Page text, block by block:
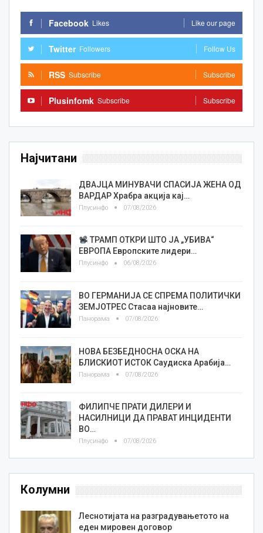
Facebook Likes Like our page
Twitter Followers Follow Us
RSS Subscribe Subscribe
Plusinfomk Subscribe Subscribe
Најчитани
ДВАЈЦА МИНУВАЧИ СПАСИЈА ЖЕНА ОД
ВАРДАР Храбра акција кај…
Плусинфо 07/08/2026
ТРАМП ОТКРИ ШТО ЈА „УБИВА“
ЕВРОПА Европските лидери…
Плусинфо 06/08/2026
ВО ГЕРМАНИЈА СЕ СПРЕМА ПОЛИТИЧКИ
ЗЕМЈОТРЕС Стасаа најновите…
Панорама 07/08/2026
НОВА БЕЗБЕДНОСНА ОСКА НА
БЛИСКИОТ ИСТОК Саудиска Арабија…
Панорама 07/08/2026
ФИЛИПЧЕ ПРАТИ ДИЛЕРИ И
НАСИЛНИЦИ ДА ПРАВАТ ИНЦИДЕНТИ
ВО…
Плусинфо 07/08/2026
Колумни
Леснотијата на разградувањетото на
еден мировен договор